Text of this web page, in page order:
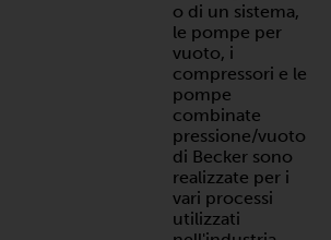
o di un sistema,
le pompe per
vuoto, i
compressori e le
pompe
combinate
pressione/vuoto
di Becker sono
realizzate per i
vari processi
utilizzati